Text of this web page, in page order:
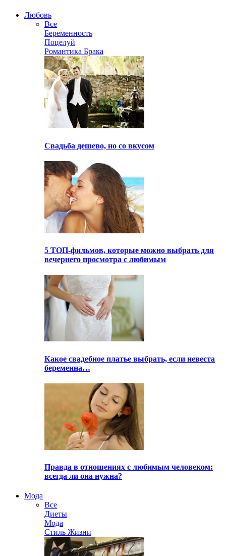
Любовь
Все
Беременность
Поцелуй
Романтика Брака
Свадьба дешево, но со вкусом
5 ТОП-фильмов, которые можно выбрать для
вечернего просмотра с любимым
Какое свадебное платье выбрать, если невеста
беременна…
Правда в отношениях с любимым человеком:
всегда ли она нужна?
Мода
Все
Диеты
Мода
Стиль Жизни